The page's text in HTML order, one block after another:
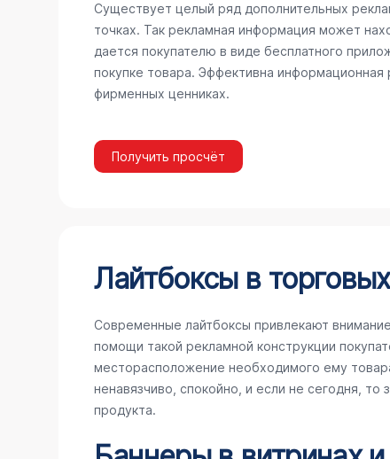
Существует целый ряд дополнительных
точках. Так рекламная информация может
дается покупателю в виде бесплатного
покупке товара. Эффективна информационная
фирменных ценниках.
Получить просчёт
Лайтбоксы в
Современные лайтбоксы привлекают
помощи такой рекламной конструкции
месторасположение необходимого ему
ненавязчиво, спокойно, и если не сегодня,
продукта.